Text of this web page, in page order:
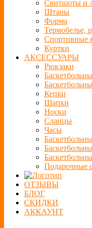
Свитшоты и
Штаны
Форма
Термобелье,
Спортивные
Куртки
АКСЕССУАРЫ
Рюкзаки
Кепки
Шапки
Носки
Сланцы
Часы
Подарочные
ОТЗЫВЫ
БЛОГ
СКИДКИ
АККАУНТ